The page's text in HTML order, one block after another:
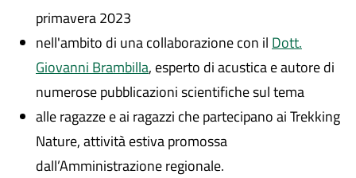
primavera 2023
nell'ambito di una collaborazione con il Dott.
Giovanni Brambilla, esperto di acustica e autore di
numerose pubblicazioni scientifiche sul tema
alle ragazze e ai ragazzi che partecipano ai Trekking
Nature, attività estiva promossa
dall’Amministrazione regionale.